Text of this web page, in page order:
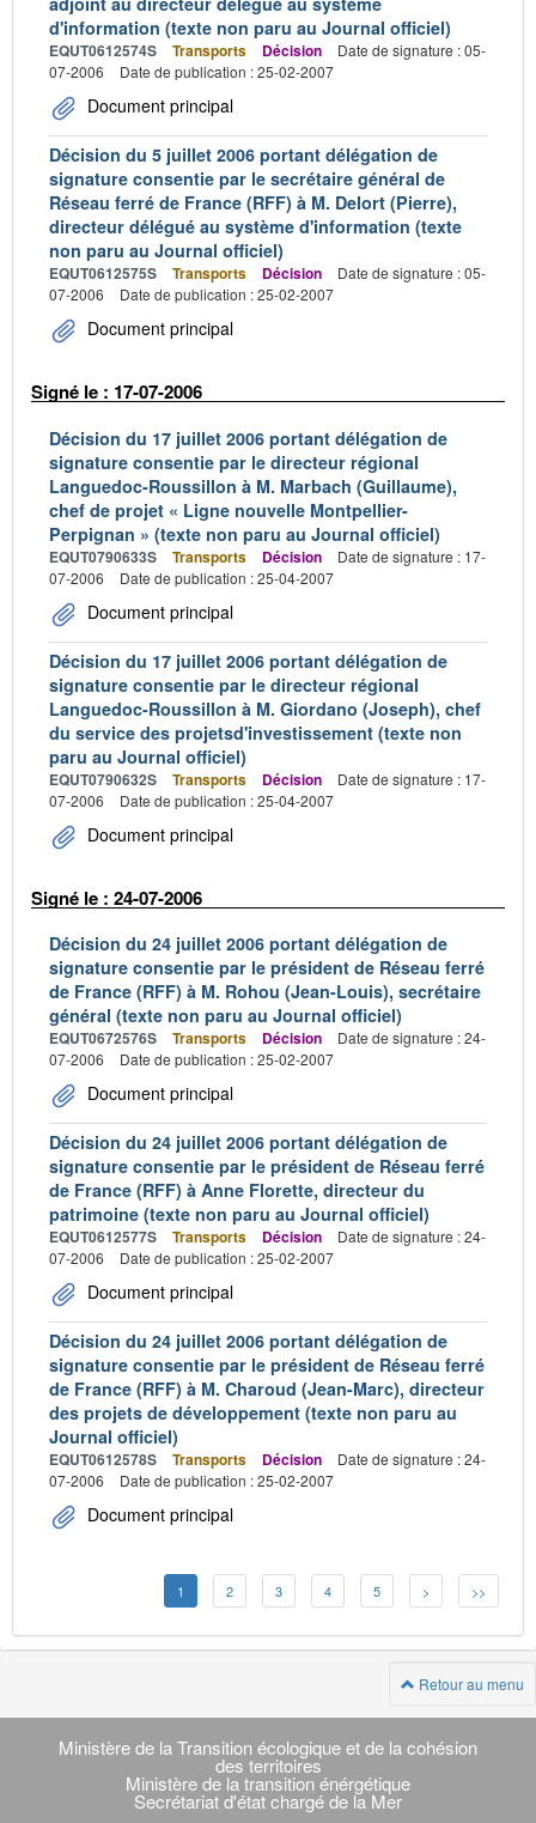
d'information (texte non paru au Journal officiel)
EQUT0612574S Transports Décision
Date de signature : 05-
07-2006
Date de publication : 25-02-2007
Document principal
Décision du 5 juillet 2006 portant délégation de
signature consentie par le secrétaire général de
Réseau ferré de France (RFF) à M. Delort (Pierre),
directeur délégué au système d'information (texte
non paru au Journal officiel)
EQUT0612575S Transports Décision
Date de signature : 05-
07-2006
Date de publication : 25-02-2007
Document principal
Signé le : 17-07-2006
Décision du 17 juillet 2006 portant délégation de
signature consentie par le directeur régional
Languedoc-Roussillon à M. Marbach (Guillaume),
chef de projet « Ligne nouvelle Montpellier-
Perpignan » (texte non paru au Journal officiel)
EQUT0790633S Transports Décision
Date de signature : 17-
07-2006
Date de publication : 25-04-2007
Document principal
Décision du 17 juillet 2006 portant délégation de
signature consentie par le directeur régional
Languedoc-Roussillon à M. Giordano (Joseph), chef
du service des projetsd'investissement (texte non
paru au Journal officiel)
EQUT0790632S Transports Décision
Date de signature : 17-
07-2006
Date de publication : 25-04-2007
Document principal
Signé le : 24-07-2006
Décision du 24 juillet 2006 portant délégation de
signature consentie par le président de Réseau ferré
de France (RFF) à M. Rohou (Jean-Louis), secrétaire
général (texte non paru au Journal officiel)
EQUT0672576S Transports Décision
Date de signature : 24-
07-2006
Date de publication : 25-02-2007
Document principal
Décision du 24 juillet 2006 portant délégation de
signature consentie par le président de Réseau ferré
de France (RFF) à Anne Florette, directeur du
patrimoine (texte non paru au Journal officiel)
EQUT0612577S Transports Décision
Date de signature : 24-
07-2006
Date de publication : 25-02-2007
Document principal
Décision du 24 juillet 2006 portant délégation de
signature consentie par le président de Réseau ferré
de France (RFF) à M. Charoud (Jean-Marc), directeur
des projets de développement (texte non paru au
Journal officiel)
EQUT0612578S Transports Décision
Date de signature : 24-
07-2006
Date de publication : 25-02-2007
Document principal
1 2 3 4 5 > >>
Retour au menu
Navigation
transverse
Ministère de la Transition écologique et de la cohésion
des territoires
Ministère de la transition énérgétique
Secrétariat d'état chargé de la Mer